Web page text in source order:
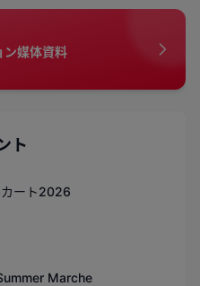
ン媒体資料
ト
カート2026
Marche